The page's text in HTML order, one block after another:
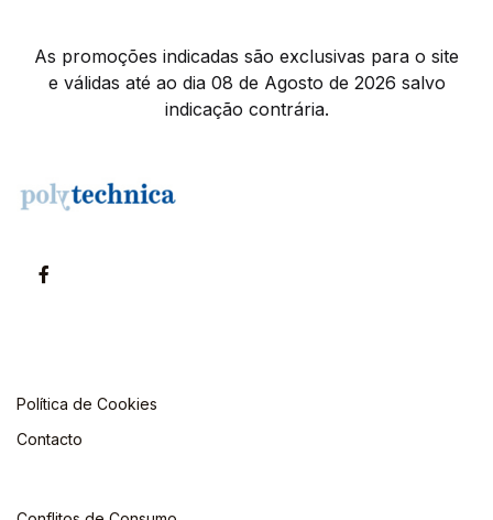
As promoções indicadas são exclusivas para o site
e válidas até ao dia 08 de Agosto de 2026 salvo
indicação contrária.
Política de Cookies
Contacto